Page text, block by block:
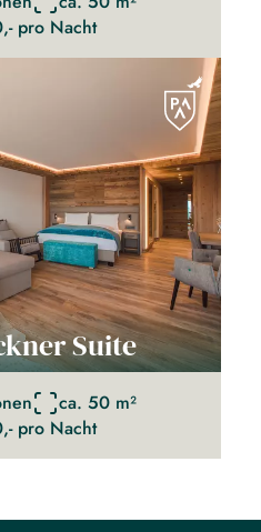
pro Nacht
Suite
ca. 50 m²
pro Nacht